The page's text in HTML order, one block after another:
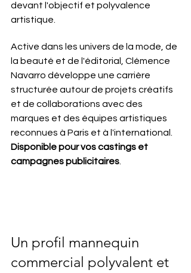
devant l'objectif et polyvalence
artistique.
Active dans les univers de la mode, de
la beauté et de l'éditorial, Clémence
Navarro développe une carrière
structurée autour de projets créatifs
et de collaborations avec des
marques et des équipes artistiques
reconnues à Paris et à l'international.
Disponible pour vos castings et
campagnes publicitaires.
Un profil mannequin
commercial polyvalent et